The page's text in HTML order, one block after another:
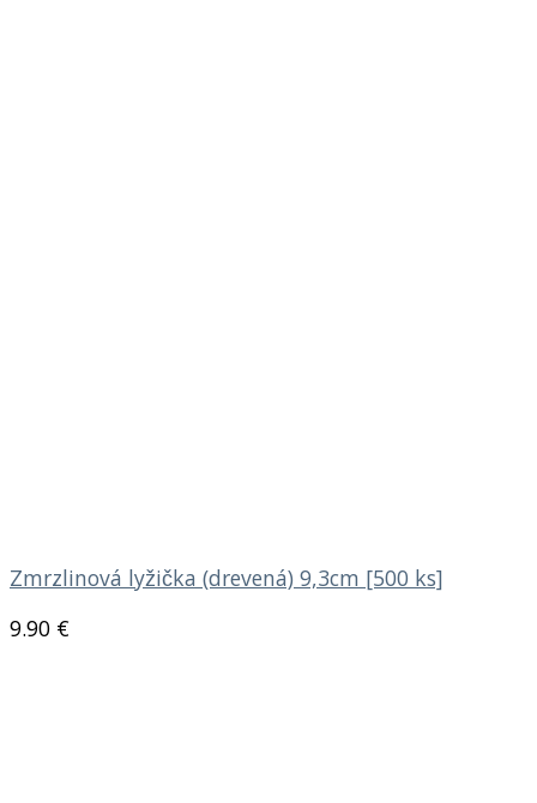
Zmrzlinová lyžička (drevená) 9,3cm [500 ks]
9.90 €